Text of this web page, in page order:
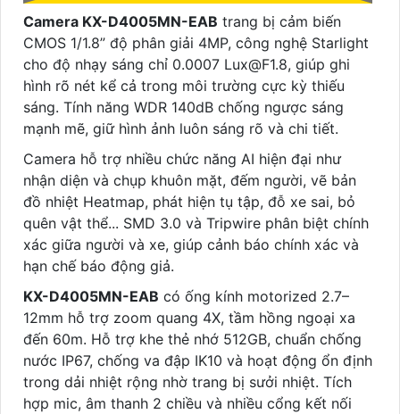
Camera KX-D4005MN-EAB trang bị cảm biến
CMOS 1/1.8” độ phân giải 4MP, công nghệ Starlight
cho độ nhạy sáng chỉ 0.0007 Lux@F1.8, giúp ghi
hình rõ nét kể cả trong môi trường cực kỳ thiếu
sáng. Tính năng WDR 140dB chống ngược sáng
mạnh mẽ, giữ hình ảnh luôn sáng rõ và chi tiết.
Camera hỗ trợ nhiều chức năng AI hiện đại như
nhận diện và chụp khuôn mặt, đếm người, vẽ bản
đồ nhiệt Heatmap, phát hiện tụ tập, đỗ xe sai, bỏ
quên vật thể... SMD 3.0 và Tripwire phân biệt chính
xác giữa người và xe, giúp cảnh báo chính xác và
hạn chế báo động giả.
KX-D4005MN-EAB có ống kính motorized 2.7–
12mm hỗ trợ zoom quang 4X, tầm hồng ngoại xa
đến 60m. Hỗ trợ khe thẻ nhớ 512GB, chuẩn chống
nước IP67, chống va đập IK10 và hoạt động ổn định
trong dải nhiệt rộng nhờ trang bị sưởi nhiệt. Tích
hợp mic, âm thanh 2 chiều và nhiều cổng kết nối